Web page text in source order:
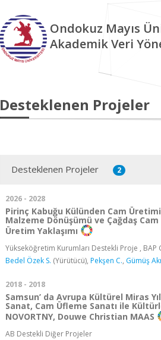
Ondokuz Mayıs
Akademik Veri
Desteklenen Projeler
Desteklenen Projeler 2
2026 - 2028
Pirinç Kabuğu Külünden Cam
Malzeme Dönüşümü ve Çağdaş
Üretim Yaklaşımı
Yükseköğretim Kurumları Destekli Proje , BAP
Bedel Özek S. (Yürütücü), Pekşen C., Gümüş
2018 - 2018
Samsun’ da Avrupa Kültürel Miras
Sanat, Cam Üfleme Sanatı ile
NOVORTNY, Douwe Christian MAAS
AB Destekli Diğer Projeler